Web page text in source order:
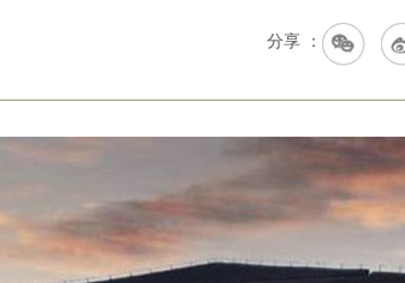
分享 ：